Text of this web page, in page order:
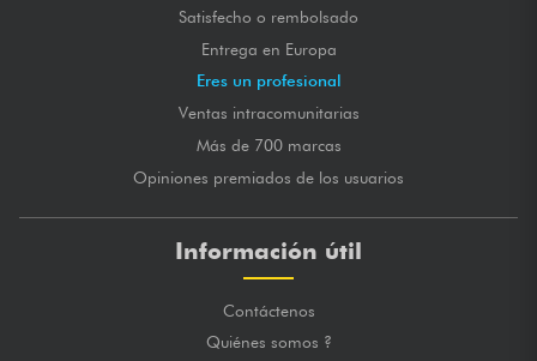
Satisfecho o rembolsado
Entrega en Europa
Eres un profesional
Ventas intracomunitarias
Más de 700 marcas
Opiniones premiados de los usuarios
Información útil
Contáctenos
Quiénes somos ?